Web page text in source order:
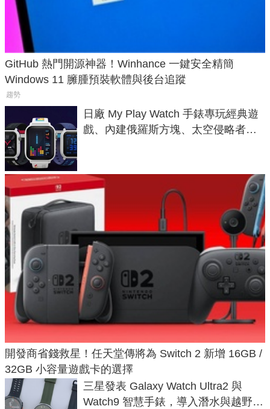
GitHub 熱門開源神器！Winhance 一鍵安全精簡
Windows 11 臃腫預裝軟體與後台追蹤
趨勢
日廠 My Play Watch 手錶專玩經典遊
戲、內建俄羅斯方塊、太空侵略者，
開發商省錢救星！任天堂傳將為 Switch 2 新增 16GB /
32GB 小容量遊戲卡的選擇
三星發表 Galaxy Watch Ultra2 與
Watch9 智慧手錶，導入潛水與越野跑